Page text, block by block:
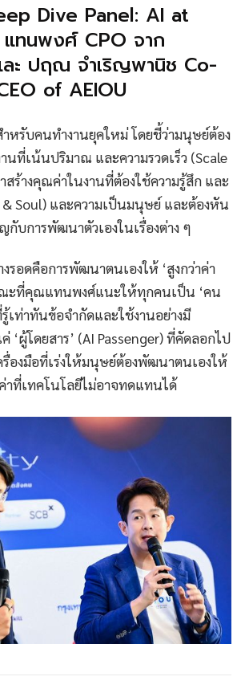
Dive Panel: AI at
ทนพงศ์ CPO จาก
ะ ปฤณ จำเริญพานิช Co-
of AEIOU
หรับคนทำงานยุคใหม่ โดยชี้ว่ามนุษย์ต้อง
นที่เน้นปริมาณ และความรวดเร็ว (Scale
สร้างคุณค่าในงานที่ต้องใช้ความรู้สึก และ
Soul) และความเป็นมนุษย์ และต้องหัน
กับการพัฒนาตัวเองในเรื่องต่าง ๆ
รอดคือการพัฒนาตนเองให้ ‘สูงกว่าค่า
ณะที่คุณแทนพงศ์แนะให้ทุกคนเป็น ‘คน
เท่าทันข้อจำกัดและใช้งานอย่างมี
ผู้โดยสาร’ (AI Passenger) ที่คัดลอกไป
รื่องมือที่เร่งให้มนุษย์ต้องพัฒนาตนเองให้
าที่เทคโนโลยีไม่อาจทดแทนได้